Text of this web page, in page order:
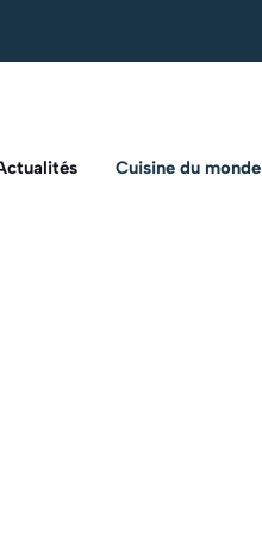
Cuisine du monde